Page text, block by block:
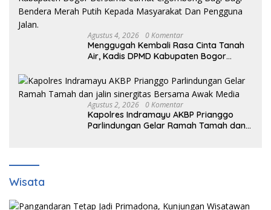
Agustus 4, 2026 0 Komentar
Menggugah Kembali Rasa Cinta Tanah
Air, Kadis DPMD Kabupaten Bogor
Bendera Merah Putih Kepada
Masyarakat Dan Pengguna Jalan.
Agustus 2, 2026 0 Komentar
Kapolres Indramayu AKBP Prianggo
Parlindungan Gelar Ramah Tamah dan
Wisata